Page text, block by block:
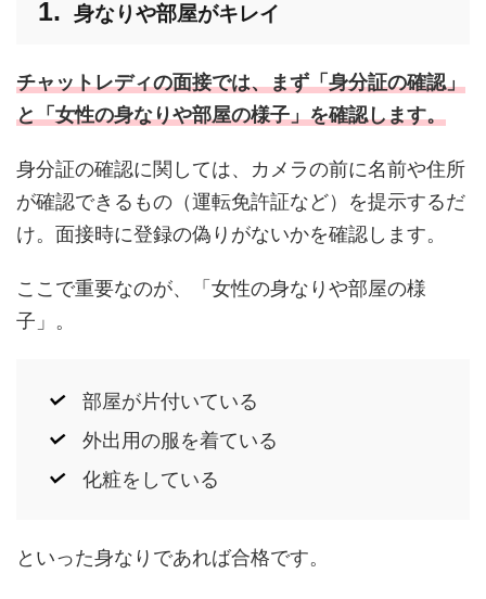
身なりや部屋がキレイ
チャットレディの面接では、まず「身分証の確認」
と「女性の身なりや部屋の様子」を確認します。
身分証の確認に関しては、カメラの前に名前や住所
が確認できるもの（運転免許証など）を提示するだ
け。面接時に登録の偽りがないかを確認します。
ここで重要なのが、「女性の身なりや部屋の様
子」。
部屋が片付いている
外出用の服を着ている
化粧をしている
といった身なりであれば合格です。